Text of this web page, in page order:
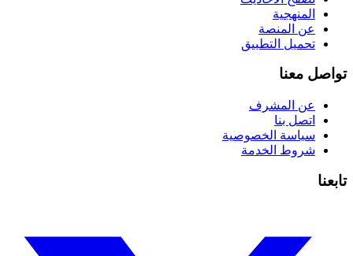
المنهجية
عن المنصة
تحميل التطبيق
تواصل معنا
عن المشرف
اتصل بنا
سياسة الخصوصية
شروط الخدمة
تابعنا